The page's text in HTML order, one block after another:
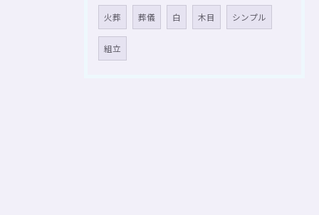
火葬 葬儀 白 木目 シンプル
組立